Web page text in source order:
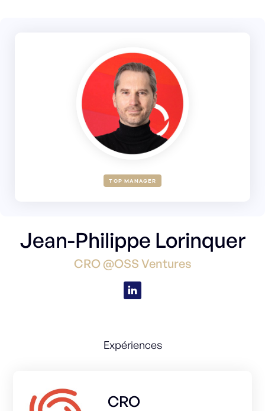
TOP MANAGER
Jean-Philippe Lorinquer
CRO @OSS Ventures
Expériences
CRO